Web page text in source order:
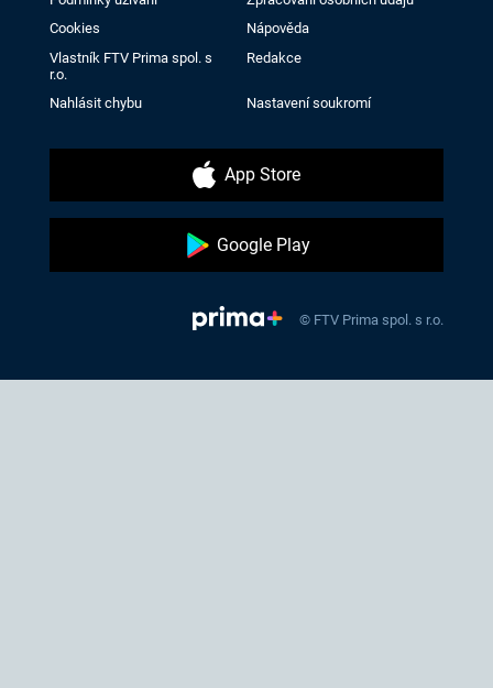
Cookies
Nápověda
Vlastník FTV Prima spol. s
r.o.
Redakce
Nahlásit chybu Nastavení soukromí
App Store
Google Play
© FTV Prima spol. s r.o.